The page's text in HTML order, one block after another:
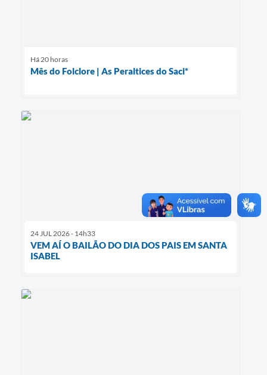
Há 20 horas
Mês do Folclore | As Peraltices do Saci*
24 JUL 2026 - 14h33
VEM AÍ O BAILÃO DO DIA DOS PAIS EM SANTA
ISABEL